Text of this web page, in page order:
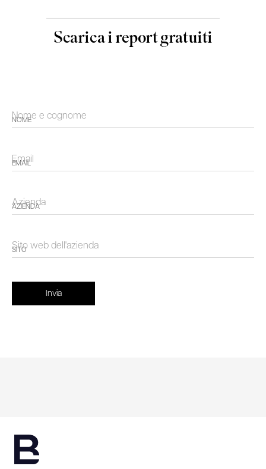
Scarica i report gratuiti
NOME
EMAIL
AZIENDA
SITO